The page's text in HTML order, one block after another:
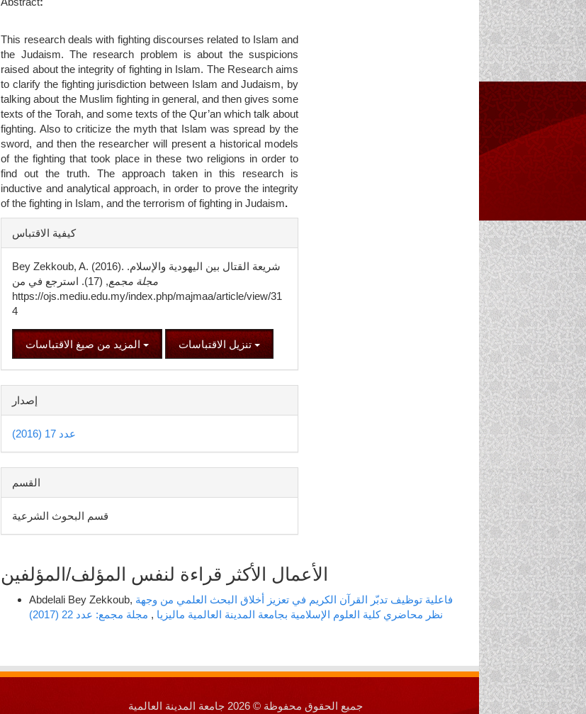
This research deals with fighting discourses related to Islam and
the Judaism. The research problem is about the suspicions
raised about the integrity of fighting in Islam. The Research aims
to clarify the fighting jurisdiction between Islam and Judaism, by
talking about the Muslim fighting in general, and then gives some
texts of the Torah, and some texts of the Qur’an which talk about
fighting. Also to criticize the myth that Islam was spread by the
sword, and then the researcher will present a historical models
of the fighting that took place in these two religions in order to
find out the truth. The approach taken in this research is
inductive and analytical approach, in order to prove the integrity
of the fighting in Islam, and the terrorism of fighting in Judaism.
تفاصيل
المقالة
كيفية الاقتباس
Bey Zekkoub, A. (2016). شريعة القتال بين اليهودية والإسلام.
مجلة مجمع
, (17). استرجع في من
https://ojs.mediu.edu.my/index.php/majmaa/article/view/31
4
المزيد من صيغ الاقتباسات تنزيل الاقتباسات
إصدار
عدد 17 (2016)
القسم
قسم البحوث الشرعية
الأعمال الأكثر قراءة لنفس المؤلف/المؤلفين
Abdelali Bey Zekkoub, فاعلية توظيف تدبّر القرآن الكريم في تعزيز أخلاق البحث العلمي من وجهة
نظر محاضري كلية العلوم الإسلامية بجامعة المدينة العالمية ماليزيا , مجلة مجمع: عدد 22 (2017)
جميع الحقوق محفوظة © 2026 جامعة المدينة العالمية